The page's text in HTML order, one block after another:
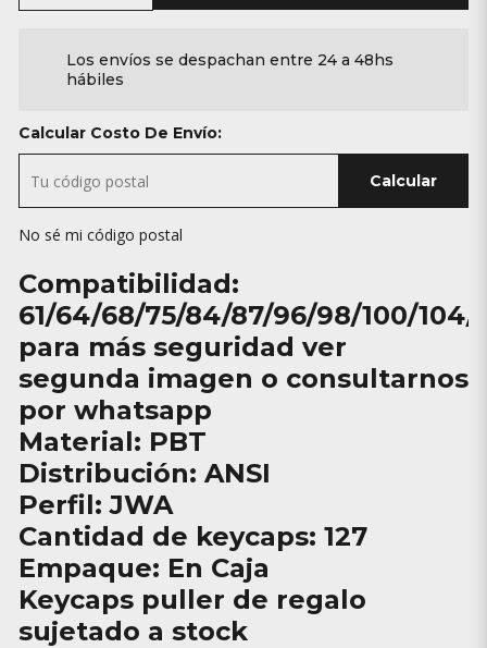
Los envíos se despachan entre 24 a 48hs
hábiles
Calcular Costo De Envío:
Calcular
No sé mi código postal
Compatibilidad:
61/64/68/75/84/87/96/98/100/104/
para más seguridad ver
segunda imagen o consultarnos
por whatsapp
Material: PBT
Distribución: ANSI
Perfil: JWA
Cantidad de keycaps: 127
Empaque: En Caja
Keycaps puller de regalo
sujetado a stock